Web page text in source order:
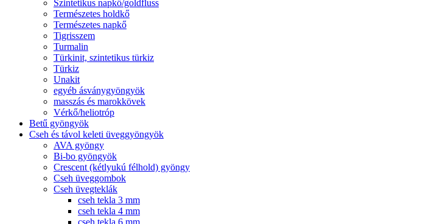
Szintetikus napkő/goldfluss
Természetes holdkő
Természetes napkő
Tigrisszem
Turmalin
Türkinit, szintetikus türkiz
Türkiz
Unakit
egyéb ásványgyöngyök
masszás és marokkövek
Vérkő/heliotróp
Betű gyöngyök
Cseh és távol keleti üveggyöngyök
AVA gyöngy
Bi-bo gyöngyök
Crescent (kétlyukú félhold) gyöngy
Cseh üveggombok
Cseh üvegteklák
cseh tekla 3 mm
cseh tekla 4 mm